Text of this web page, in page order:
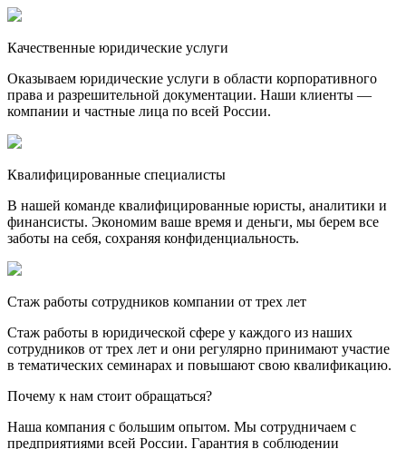
Качественные юридические услуги
Оказываем юридические услуги в области корпоративного
права и разрешительной документации. Наши клиенты —
компании и частные лица по всей России.
Квалифицированные специалисты
В нашей команде квалифицированные юристы, аналитики и
финансисты. Экономим ваше время и деньги, мы берем все
заботы на себя, сохраняя конфиденциальность.
Стаж работы сотрудников компании от трех лет
Стаж работы в юридической сфере у каждого из наших
сотрудников от трех лет и они регулярно принимают участие
в тематических семинарах и повышают свою квалификацию.
Почему к нам стоит обращаться?
Наша компания с большим опытом. Мы сотрудничаем с
предприятиями всей России. Гарантия в соблюдении